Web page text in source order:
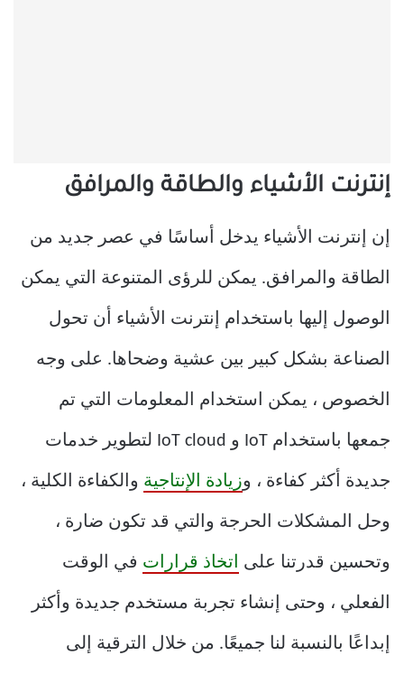
إنترنت الأشياء والطاقة والمرافق
إن إنترنت الأشياء يدخل أساسًا في عصر جديد من
الطاقة والمرافق. يمكن للرؤى المتنوعة التي يمكن
الوصول إليها باستخدام إنترنت الأشياء أن تحول
الصناعة بشكل كبير بين عشية وضحاها. على وجه
الخصوص ، يمكن استخدام المعلومات التي تم
جمعها باستخدام IoT و IoT cloud لتطوير خدمات
جديدة أكثر كفاءة ، وزيادة الإنتاجية والكفاءة الكلية ،
وحل المشكلات الحرجة والتي قد تكون ضارة ،
وتحسين قدرتنا على اتخاذ قرارات في الوقت
الفعلي ، وحتى إنشاء تجربة مستخدم جديدة وأكثر
إبداعًا بالنسبة لنا جميعًا. من خلال الترقية إلى